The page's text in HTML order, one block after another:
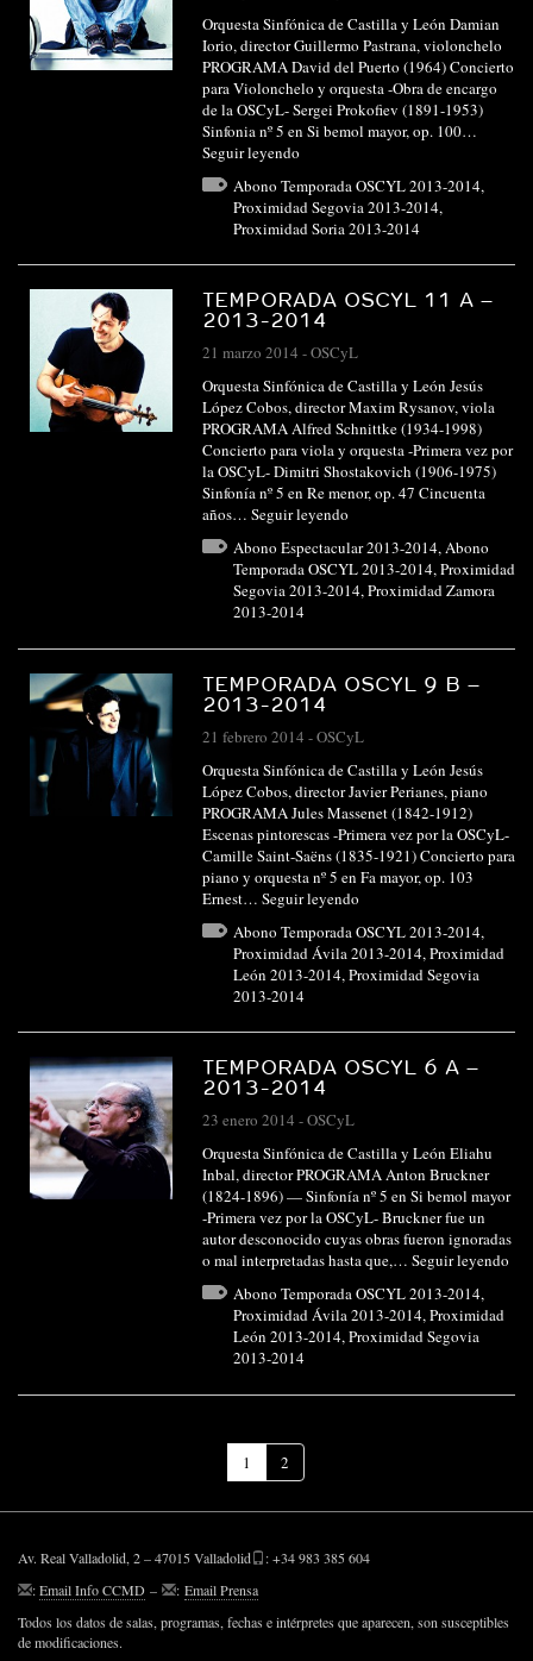
Orquesta Sinfónica de Castilla y León Damian
Iorio, director Guillermo Pastrana, violonchelo
PROGRAMA David del Puerto (1964) Concierto
para Violonchelo y orquesta -Obra de encargo
de la OSCyL- Sergei Prokofiev (1891-1953)
Sinfonia nº 5 en Si bemol mayor, op. 100…
Seguir leyendo
Abono Temporada OSCYL 2013-2014,
Proximidad Segovia 2013-2014,
Proximidad Soria 2013-2014
TEMPORADA OSCYL 11 A –
2013-2014
21 marzo 2014 -OSCyL
Orquesta Sinfónica de Castilla y León Jesús
López Cobos, director Maxim Rysanov, viola
PROGRAMA Alfred Schnittke (1934-1998)
Concierto para viola y orquesta -Primera vez por
la OSCyL- Dimitri Shostakovich (1906-1975)
Sinfonía nº 5 en Re menor, op. 47 Cincuenta
años… Seguir leyendo
Abono Espectacular 2013-2014,Abono
Temporada OSCYL 2013-2014,Proximidad
Segovia 2013-2014,Proximidad Zamora
2013-2014
TEMPORADA OSCYL 9 B –
2013-2014
21 febrero 2014 -OSCyL
Orquesta Sinfónica de Castilla y León Jesús
López Cobos, director Javier Perianes, piano
PROGRAMA Jules Massenet (1842-1912)
Escenas pintorescas -Primera vez por la OSCyL-
Camille Saint-Saëns (1835-1921) Concierto para
piano y orquesta nº 5 en Fa mayor, op. 103
Ernest… Seguir leyendo
Abono Temporada OSCYL 2013-2014,
Proximidad Ávila 2013-2014, Proximidad
León 2013-2014, Proximidad Segovia
2013-2014
TEMPORADA OSCYL 6 A –
2013-2014
23 enero 2014 -OSCyL
Orquesta Sinfónica de Castilla y León Eliahu
Inbal, director PROGRAMA Anton Bruckner
(1824-1896) — Sinfonía nº 5 en Si bemol mayor
-Primera vez por la OSCyL- Bruckner fue un
autor desconocido cuyas obras fueron ignoradas
o mal interpretadas hasta que,… Seguir leyendo
Abono Temporada OSCYL 2013-2014,
Proximidad Ávila 2013-2014,Proximidad
León 2013-2014,Proximidad Segovia
2013-2014
1
(Página
actual)
2
Av. Real Valladolid, 2 – 47015 Valladolid
: +34 983 385 604
:Email Info CCMD – : Email Prensa
Todos los datos de salas, programas, fechas e intérpretes que aparecen, son susceptibles
de modificaciones.